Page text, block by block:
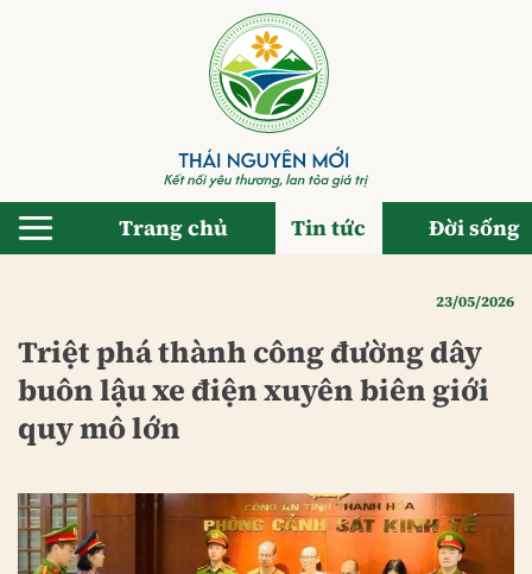
Trang chủ Tin tức Đời sống
23/05/2026
Triệt phá thành công đường dây
buôn lậu xe điện xuyên biên giới
quy mô lớn